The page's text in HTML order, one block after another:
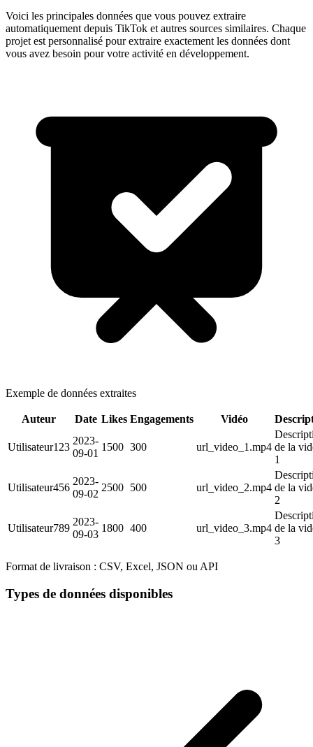
Voici les principales données que vous pouvez extraire
automatiquement depuis TikTok et autres sources similaires. Chaque
projet est personnalisé pour extraire exactement les données dont
vous avez besoin pour votre activité en développement.
Exemple de données extraites
Auteur Date Likes Engagements Vidéo
Utilisateur123
2023-
09-01
1500 300 url_video_1.mp4 de la
1
Utilisateur456
2023-
09-02
2500 500 url_video_2.mp4 de la
2
Utilisateur789
2023-
09-03
1800 400 url_video_3.mp4 de la
3
Format de livraison : CSV, Excel, JSON ou API
Types de données disponibles